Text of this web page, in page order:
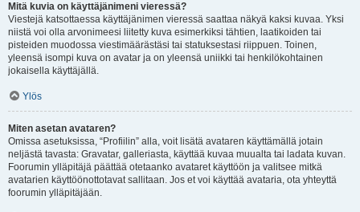
Mitä kuvia on käyttäjänimeni vieressä?
Viestejä katsottaessa käyttäjänimen vieressä saattaa näkyä kaksi kuvaa. Yksi
niistä voi olla arvonimeesi liitetty kuva esimerkiksi tähtien, laatikoiden tai
pisteiden muodossa viestimäärästäsi tai statuksestasi riippuen. Toinen,
yleensä isompi kuva on avatar ja on yleensä uniikki tai henkilökohtainen
jokaisella käyttäjällä.
Ylös
Miten asetan avataren?
Omissa asetuksissa, “Profiilin” alla, voit lisätä avataren käyttämällä jotain
neljästä tavasta: Gravatar, galleriasta, käyttää kuvaa muualta tai ladata kuvan.
Foorumin ylläpitäjä päättää otetaanko avataret käyttöön ja valitsee mitkä
avatarien käyttöönottotavat sallitaan. Jos et voi käyttää avataria, ota yhteyttä
foorumin ylläpitäjään.